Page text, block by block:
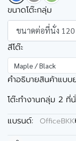
ขนาดโต๊ะกลุ่ม
ขนาดต่อที่นั่ง
สีโต๊ะ
Maple / Black
คำอธิบายสินค้าแบบ
โต๊ะทำงานกลุ่ม 2
แบรนด์:
OfficeBKK